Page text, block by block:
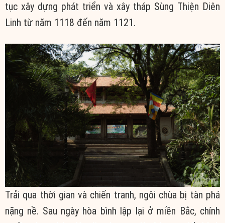
tục xây dựng phát triển và xây tháp Sùng Thiện Diên
Linh từ năm 1118 đến năm 1121.
Trải qua thời gian và chiến tranh, ngôi chùa bị tàn phá
nặng nề. Sau ngày hòa bình lập lại ở miền Bắc, chính